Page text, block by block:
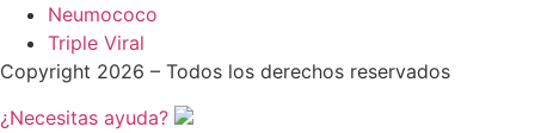
Neumococo
Triple Viral
Copyright 2026 – Todos los derechos reservados
¿Necesitas ayuda?